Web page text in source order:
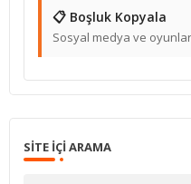
📋 Boşluk Kopyala
Sosyal medya ve
SITE IÇI ARAMA